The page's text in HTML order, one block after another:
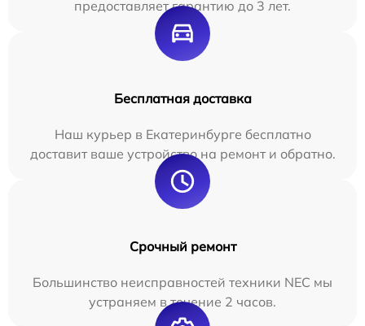
предоставляет гарантию до 3 лет.
Бесплатная доставка
Наш курьер в Екатеринбурге бесплатно
доставит ваше устройство на ремонт и обратно.
Срочный ремонт
Большинство неисправностей техники NEC мы
устраняем в течение 2 часов.